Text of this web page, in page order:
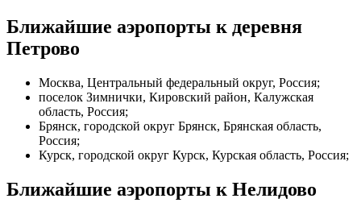
Ближайшие аэропорты к деревня
Петрово
Москва, Центральный федеральный округ, Россия;
поселок Зимнички, Кировский район, Калужская
область, Россия;
Брянск, городской округ Брянск, Брянская область,
Россия;
Курск, городской округ Курск, Курская область, Россия;
Ближайшие аэропорты к Нелидово